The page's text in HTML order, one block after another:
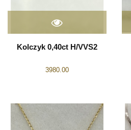
Kolczyk 0,40ct H/VVS2
3980.00